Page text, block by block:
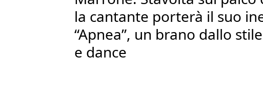
la cantante porterà il suo
“Apnea”, un brano dallo
e dance